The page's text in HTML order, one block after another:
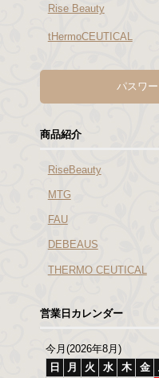
Rise Beauty
tHermoCEUTICAL
パスワ
商品紹介
RiseBeauty
MTG
FAU
DEBEAUS
THERMO CEUTICAL
営業日カレンダー
今月(2026年8月)
日
月 火 水 木 金